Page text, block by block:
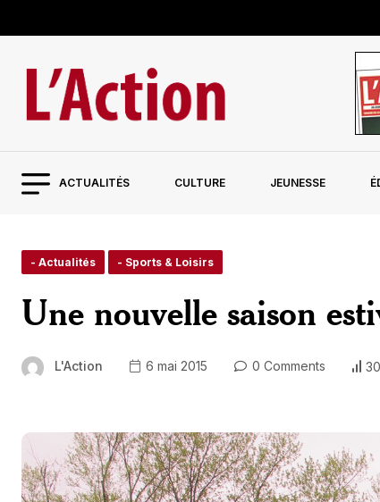
ACTUALITÉS CULTURE JEUNESSE
- Actualités - Sports & Loisirs
Une nouvelle saison
L'Action 6 mai 2015 0 Comments